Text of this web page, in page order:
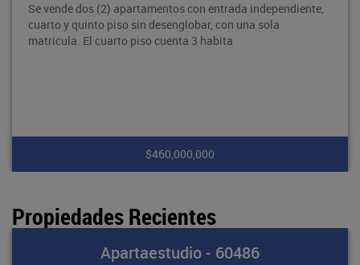
Se vende dos (2) apartamentos con entrada independiente,
cuarto y quinto piso sin desenglobar, con una sola
matricula. El cuarto piso cuenta 3 habita
$460,000,000
Propiedades Recientes
Apartaestudio - 60486